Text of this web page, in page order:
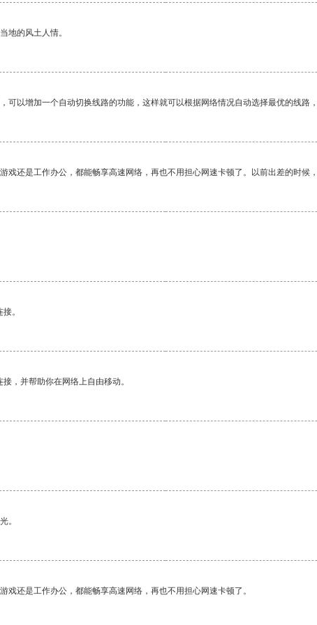
地的风土人情。
以增加一个自动切换线路的功能，这样就可以根据网络情况自动选择最优的线路
还是工作办公，都能畅享高速网络，再也不用担心网速卡顿了。以前出差的时候
。
，并帮助你在网络上自由移动。
。
还是工作办公，都能畅享高速网络，再也不用担心网速卡顿了。